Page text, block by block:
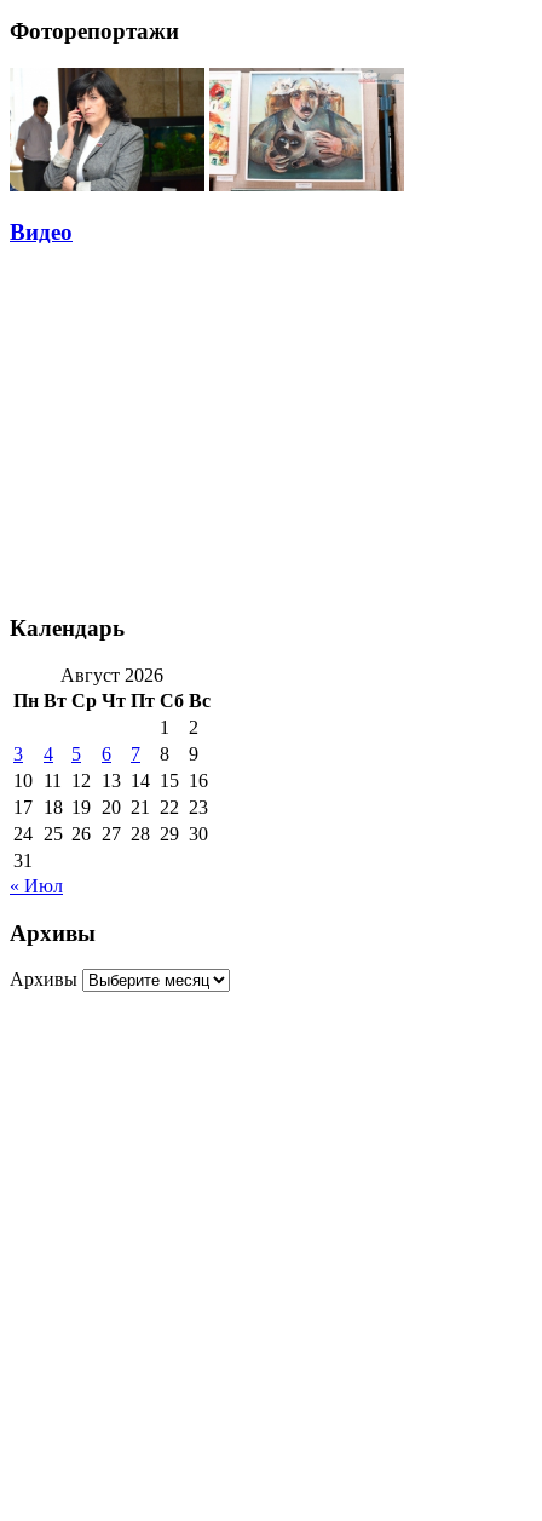
Фоторепортажи
Видео
Календарь
Август 2026
Пн Вт Ср Чт Пт Сб Вс
1
2
3
4 5 6 7 8
9
10 11 12 13 14 15 16
17 18 19 20 21 22 23
24 25 26 27 28 29 30
31
« Июл
Архивы
Архивы